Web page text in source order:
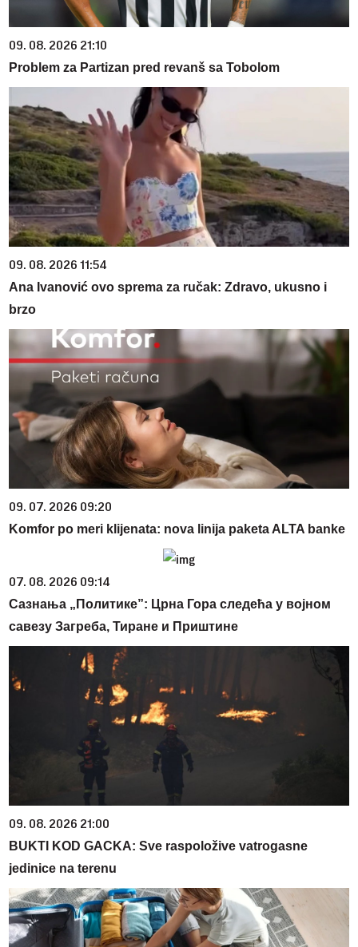
09. 08. 2026 21:10
Problem za Partizan pred revanš sa Tobolom
09. 08. 2026 11:54
Ana Ivanović ovo sprema za ručak: Zdravo, ukusno i
brzo
09. 07. 2026 09:20
Komfor po meri klijenata: nova linija paketa ALTA banke
07. 08. 2026 09:14
Сазнања „Политике”: Црна Гора следећа у војном
савезу Загреба, Тиране и Приштине
09. 08. 2026 21:00
BUKTI KOD GACKA: Sve raspoložive vatrogasne
jedinice na terenu